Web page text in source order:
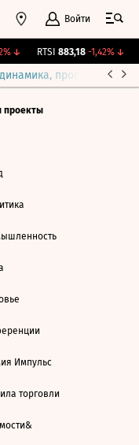
Войти
↓ RTSI 883,18 -1,42%↓
прогнозы
проекты
Импульс
торговли